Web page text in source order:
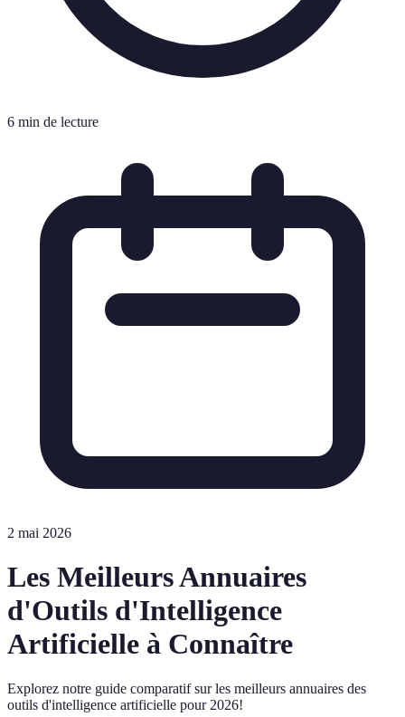
6 min de lecture
2 mai 2026
Les Meilleurs Annuaires
d'Outils d'Intelligence
Artificielle à Connaître
Explorez notre guide comparatif sur les meilleurs annuaires des
outils d'intelligence artificielle pour 2026!